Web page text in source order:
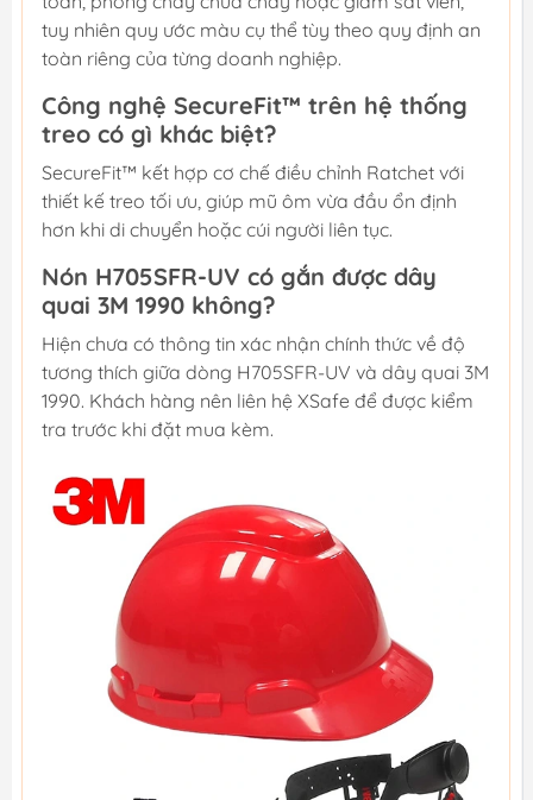
tuy nhiên quy ước màu cụ thể tùy theo quy định an
toàn riêng của từng doanh nghiệp.
Công nghệ SecureFit™ trên hệ thống
treo có gì khác biệt?
SecureFit™ kết hợp cơ chế điều chỉnh Ratchet với
thiết kế treo tối ưu, giúp mũ ôm vừa đầu ổn định
hơn khi di chuyển hoặc cúi người liên tục.
Nón H705SFR-UV có gắn được dây
quai 3M 1990 không?
Hiện chưa có thông tin xác nhận chính thức về độ
tương thích giữa dòng H705SFR-UV và dây quai 3M
1990. Khách hàng nên liên hệ XSafe để được kiểm
tra trước khi đặt mua kèm.